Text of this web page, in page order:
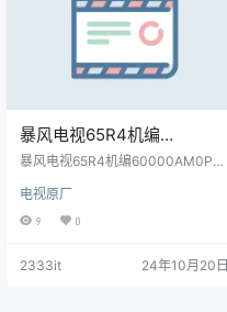
暴风电视65R4机编
60000AM0P01主程序
配屏V650DJ4-QS5原厂程
序U盘数据刷机包
暴风电视65R4机编60000AM0P01
配屏V650DJ4-QS5原厂程序U盘数
据刷机包
电视原厂
9 0
2333it 24年10月20日